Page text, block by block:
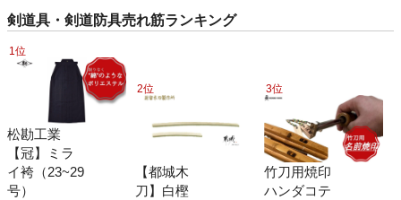
剣道具・剣道防具売れ筋ランキング
1位
松勘工業
【冠】ミラ
イ袴（23~29
号）
2位
【都城木
刀】白樫
3位
竹刀用焼印
ハンダコテ